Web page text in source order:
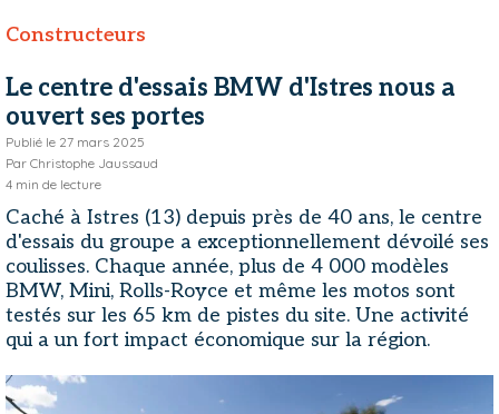
Constructeurs
Le centre d'essais BMW d'Istres nous a
ouvert ses portes
Publié le 27 mars 2025
Par Christophe Jaussaud
4 min de lecture
Caché à Istres (13) depuis près de 40 ans, le centre
d'essais du groupe a exceptionnellement dévoilé ses
coulisses. Chaque année, plus de 4 000 modèles
BMW, Mini, Rolls-Royce et même les motos sont
testés sur les 65 km de pistes du site. Une activité
qui a un fort impact économique sur la région.